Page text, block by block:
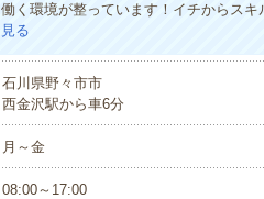
く環境が整っています！イチからス
る
石川県野々市市
西金沢駅から車6分
月～金
08:00～17:00